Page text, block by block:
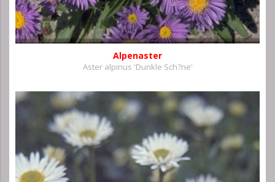
Alpenaster
Aster alpinus 'Dunkle Sch?ne'